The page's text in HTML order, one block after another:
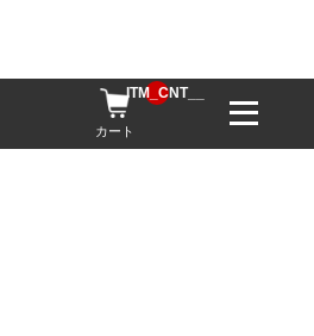
カート
__ITM_CNT__